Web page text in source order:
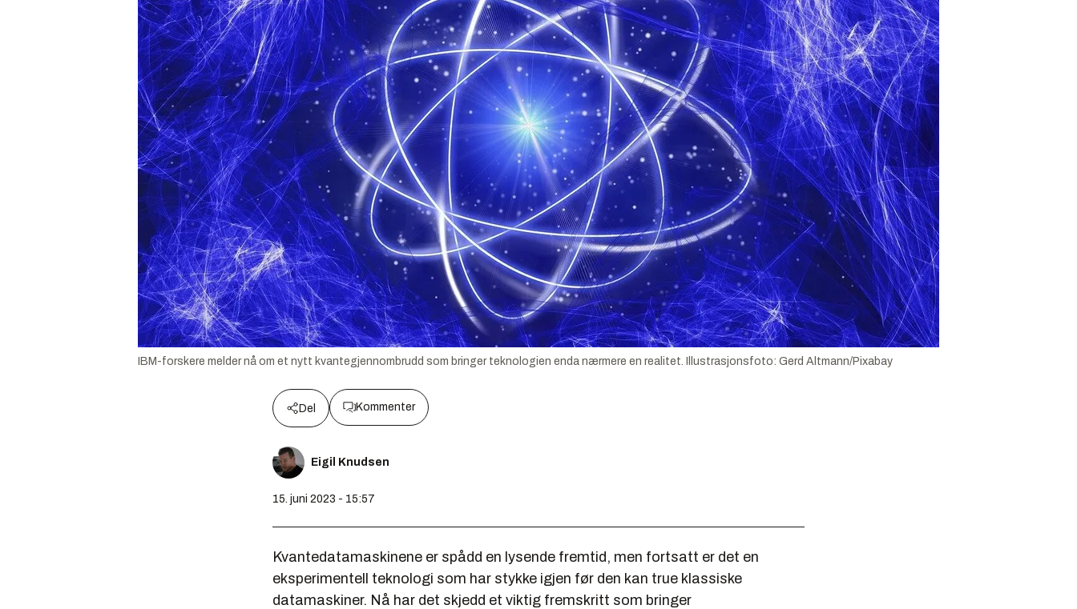
IBM-forskere melder nå om et nytt kvantegjennombrudd som bringer teknologien enda nærmere en realitet. Illustrasjonsfoto: Gerd Altmann/Pixabay
Del Kommenter
Eigil Knudsen
15. juni 2023 - 15:57
Kvantedatamaskinene er spådd en lysende fremtid, men fortsatt er det en
eksperimentell teknologi som har stykke igjen før den kan true klassiske
datamaskiner. Nå har det skjedd et viktig fremskritt som bringer